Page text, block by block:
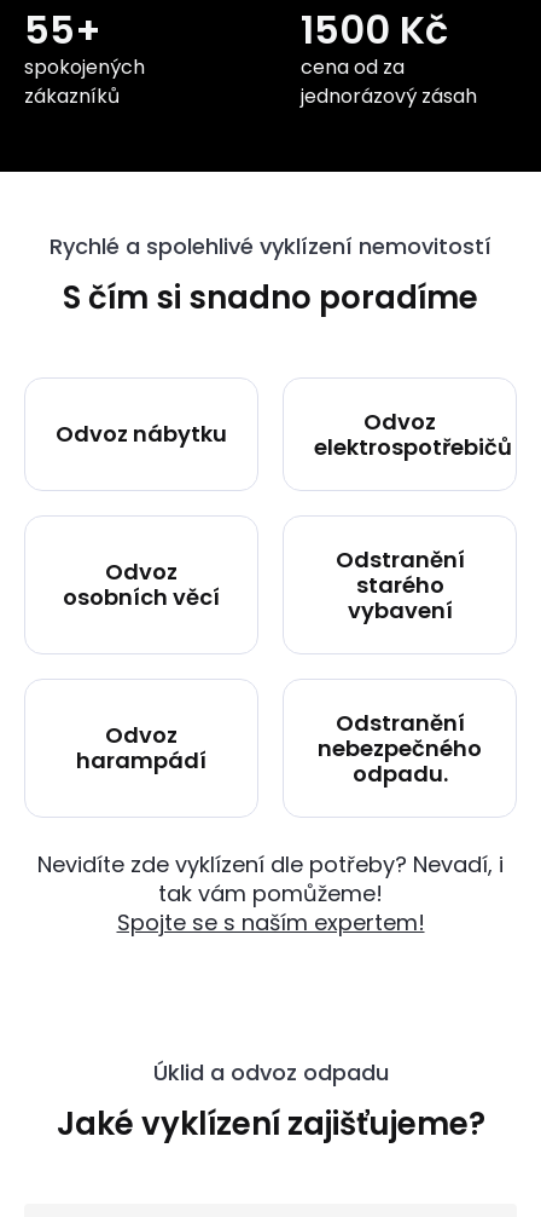
55+
spokojených
zákazníků
1500 Kč
cena od za
jednorázový zásah
Rychlé a spolehlivé vyklízení nemovitostí
S čím si snadno poradíme
Odvoz nábytku
Odvoz
elektrospotřebičů
Odvoz
osobních věcí
Odstranění
starého
vybavení
Odvoz
harampádí
Odstranění
nebezpečného
odpadu.
Nevidíte zde vyklízení dle potřeby? Nevadí, i
tak vám pomůžeme!
Spojte se s naším expertem!
Úklid a odvoz odpadu
Jaké vyklízení zajišťujeme?